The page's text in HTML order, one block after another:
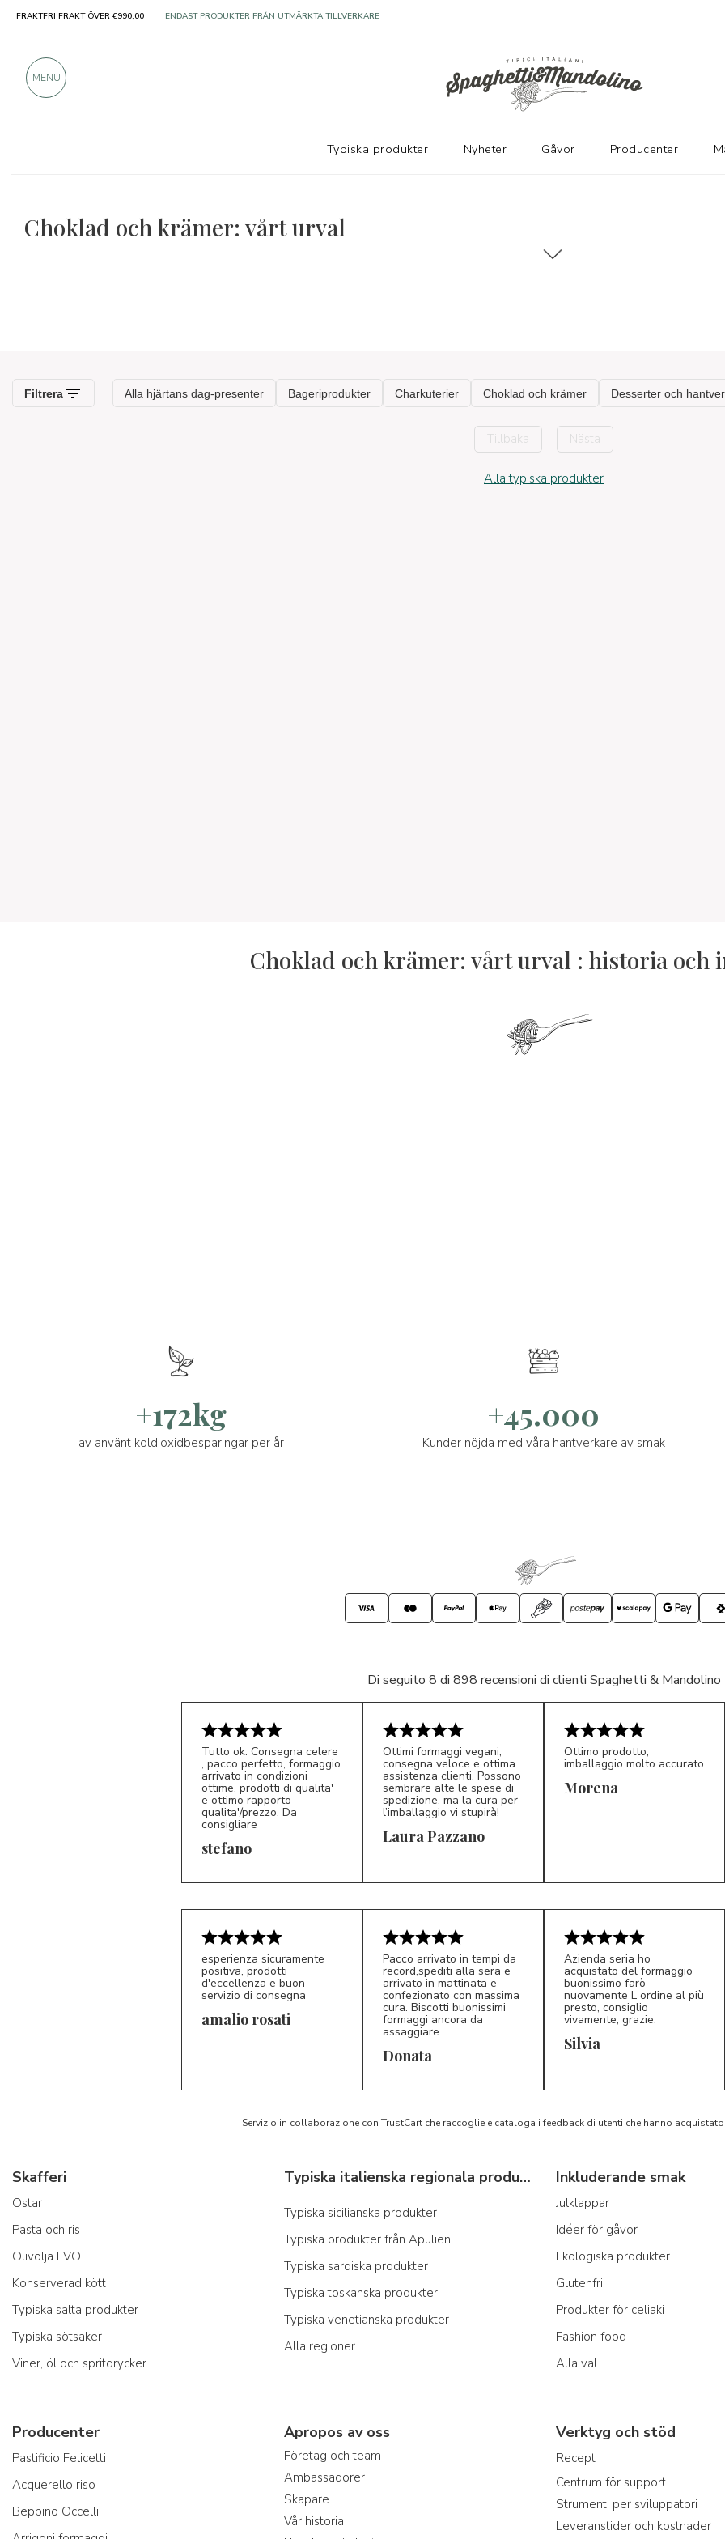
Choklad och krämer: vårt urval
Tillbaka Nästa
Alla typiska produkter
Choklad och krämer: vårt urval : historia och
+172kg
av använt koldioxidbesparingar per år
+45.000
Kunder nöjda med våra hantverkare av smak
Di seguito 8 di 898 recensioni di clienti Spaghetti & Mandolino
S*
Tutto ok. Consegna celere
, pacco perfetto, formaggio
arrivato in condizioni
ottime, prodotti di qualita'
e ottimo rapporto
qualita'/prezzo. Da
consigliare
stefano LP 5/5
Ottimi formaggi vegani,
consegna veloce e ottima
assistenza clienti. Possono
sembrare alte le spese di
spedizione, ma la cura per
l’imballaggio vi stupirà!
Laura Pazzano
Ottimo prodotto,
imballaggio molto accurato
Morena
esperienza sicuramente
positiva, prodotti
d'eccellenza e buon
servizio di consegna
amalio rosati
D*
Pacco arrivato in tempi da
record,spediti alla sera e
arrivato in mattinata e
confezionato con massima
cura. Biscotti buonissimi
formaggi ancora da
assaggiare.
Donata S*
Azienda seria ho
acquistato del formaggio
buonissimo farò
nuovamente L ordine al più
presto, consiglio
vivamente, grazie.
Silvia
Servizio in collaborazione con TrustCart che raccoglie e cataloga i feedback di utenti che hanno
Skafferi
Ostar
Pasta och ris
Olivolja EVO
Konserverad kött
Typiska salta produkter
Typiska sötsaker
Viner, öl och spritdrycker
Typiska italienska regionala produkter
Typiska sicilianska produkter
Typiska produkter från Apulien
Typiska sardiska produkter
Typiska toskanska produkter
Typiska venetianska produkter
Alla regioner
Inkluderande smak
Julklappar
Idéer för gåvor
Ekologiska produkter
Glutenfri
Produkter för celiaki
Fashion food
Alla val
Producenter
Pastificio Felicetti
Acquerello riso
Beppino Occelli
Apropos av oss
Företag och team
Ambassadörer
Skapare
Vår historia
Verktyg och stöd
Recept
Centrum för support
Strumenti per sviluppatori
Leveranstider och kostnader
FRAKTFRI FRAKT ÖVER €990,00 ENDAST PRODUKTER FRÅN UTMÄRKTA TILLVERKARE
MENU
Typiska produkter Nyheter Gåvor Producenter